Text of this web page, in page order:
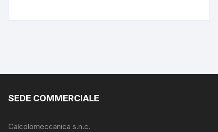
SEDE COMMERCIALE
Calcolomeccanica s.n.c.